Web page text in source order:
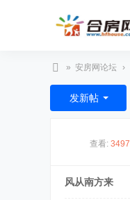
合
房
» 安房网论坛 ›
发新帖
查看: 3497
风从南方来